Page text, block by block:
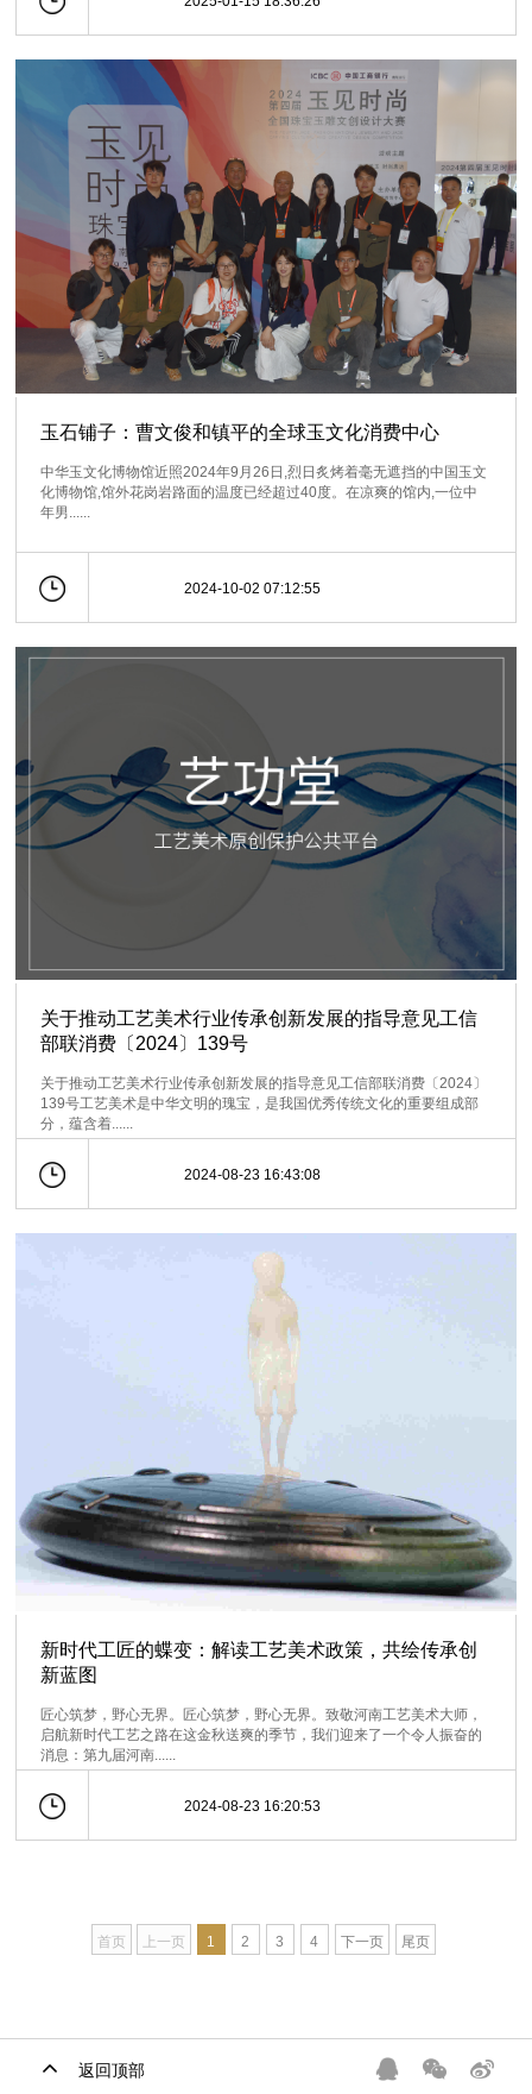
玉石铺子：曹文俊和镇平的全球玉文化消费中心
中华玉文化博物馆近照2024年9月26日,烈日炙烤着毫无遮挡的中国玉文
化博物馆,馆外花岗岩路面的温度已经超过40度。在凉爽的馆内,一位中
年男......
2024-10-02 07:12:55
关于推动工艺美术行业传承创新发展的指导意见工信
部联消费〔2024〕139号
关于推动工艺美术行业传承创新发展的指导意见工信部联消费〔2024〕
139号工艺美术是中华文明的瑰宝，是我国优秀传统文化的重要组成部
分，蕴含着......
2024-08-23 16:43:08
新时代工匠的蝶变：解读工艺美术政策，共绘传承创
新蓝图
匠心筑梦，野心无界。匠心筑梦，野心无界。致敬河南工艺美术大师，
启航新时代工艺之路在这金秋送爽的季节，我们迎来了一个令人振奋的
消息：第九届河南......
2024-08-23 16:20:53
首页 上一页 1 2 3 4 下一页 尾页
返回顶部